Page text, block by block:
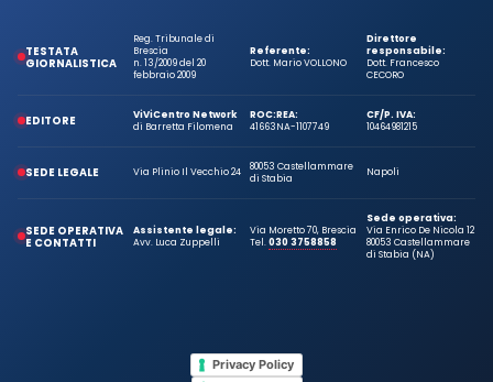
TESTATA
GIORNALISTICA
Reg. Tribunale di
Brescia
n. 13/2009 del 20
febbraio 2009
Referente:
Dott. Mario VOLLONO
Direttore
responsabile:
Dott. Francesco
CECORO
EDITORE
ViViCentro Network
di Barretta Filomena
ROC:
41663
REA:
NA-1107749
CF/P. IVA:
10464981215
SEDE LEGALE Via Plinio Il Vecchio 24
80053 Castellammare
di Stabia
Napoli
SEDE OPERATIVA
E CONTATTI
Assistente legale:
Avv. Luca Zuppelli
Via Moretto 70, Brescia
Tel.030 3758858
Sede operativa:
Via Enrico De Nicola 12
80053 Castellammare
di Stabia (NA)
Privacy Policy